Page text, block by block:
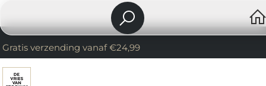
Gratis verzending vanaf €24,99